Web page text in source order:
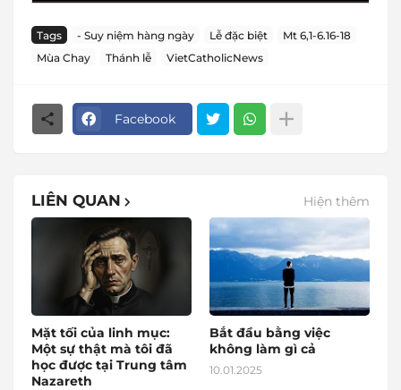
Tags - Suy niệm hàng ngày Lễ đặc biệt
Mt 6,1-6.16-18
Mùa Chay
Thánh lễ VietCatholicNews
Facebook
LIÊN QUAN Hiện thêm
Mặt tối của linh mục:
Một sự thật mà tôi đã
học được tại Trung tâm
Nazareth
Bắt đầu bằng việc
không làm gì cả
10.01.2025